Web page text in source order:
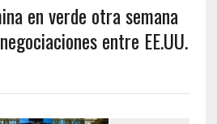
en verde otra semana
entre EE.UU.